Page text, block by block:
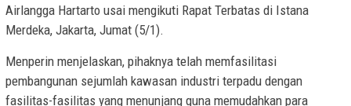
Airlangga Hartarto usai mengikuti Rapat Terbatas di Istana
Merdeka, Jakarta, Jumat (5/1).
Menperin menjelaskan, pihaknya telah memfasilitasi
pembangunan sejumlah kawasan industri terpadu dengan
fasilitas-fasilitas yang menunjang guna memudahkan para